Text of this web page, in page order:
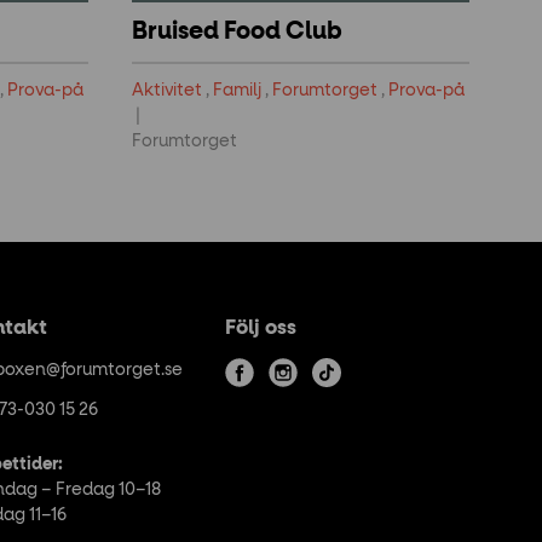
, Prova-på
Bruised Food Club
Aktivitet , Familj , Forumtorget , Prova-på
Forumtorget
030 15 26
– Fredag 10–18
11–16
Följ oss
f
i
t